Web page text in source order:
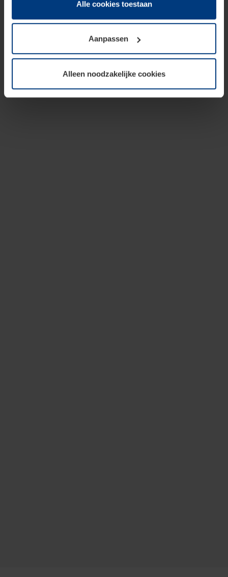
Juridisch hebben wij het recht om cookies op uw
van deze pagina's absoluut vereist is. Voor alle andere
soorten cookies is uw toestemming benodigd. Uw
toestemming kunt u op elk moment bij de uitleg van de
wijzigen of herroepen.
Alle cookies toestaan
Aanpassen
Alleen noodzakelijke cookies